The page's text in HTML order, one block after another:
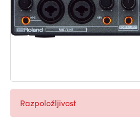
Razpoložljivost